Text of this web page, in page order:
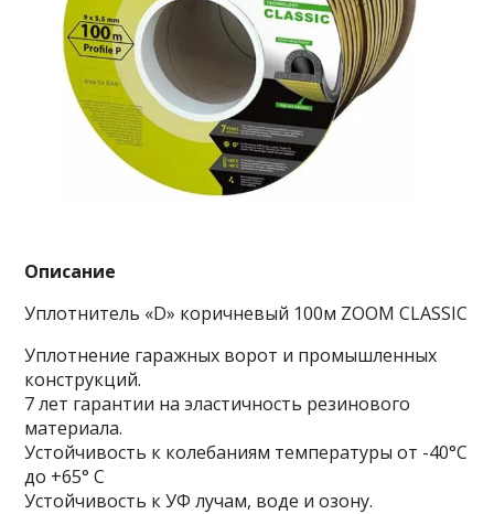
Описание
Уплотнитель «D» коричневый 100м ZOOM CLASSIC
Уплотнение гаражных ворот и промышленных
конструкций.
7 лет гарантии на эластичность резинового
материала.
Устойчивость к колебаниям температуры от -40°С
до +65° С
Устойчивость к УФ лучам, воде и озону.